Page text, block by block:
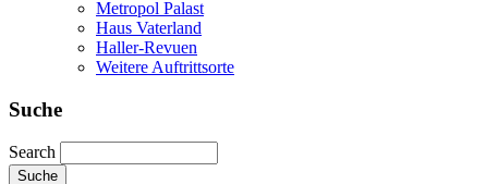
Metropol Palast
Haus Vaterland
Haller-Revuen
Weitere Auftrittsorte
Suche
Search